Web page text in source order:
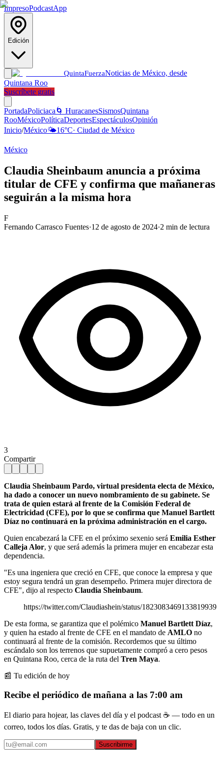
ImpresoPodcastApp
Edición
QuintaFuerzaNoticias de México, desde
Quintana Roo
Suscríbete gratis
PortadaPoliciaca 🌀 HuracanesSismosQuintana
RooMéxicoPolíticaDeportesEspectáculosOpinión
Inicio/México🌤️16°C· Ciudad de México
México
Claudia Sheinbaum anuncia a próxima
titular de CFE y confirma que mañaneras
seguirán a la misma hora
F
Fernando Carrasco Fuentes·12 de agosto de 2024·2 min de lectura
3
Compartir
Claudia Sheinbaum Pardo, virtual presidenta electa de México,
ha dado a conocer un nuevo nombramiento de su gabinete. Se
trata de quien estará al frente de la Comisión Federal de
Electricidad (CFE), por lo que se confirma que Manuel Bartlett
Díaz no continuará en la próxima administración en el cargo.
Quien encabezará la CFE en el próximo sexenio será Emilia Esther
Calleja Alor, y que será además la primera mujer en encabezar esta
dependencia.
"Es una ingeniera que creció en CFE, que conoce la empresa y que
estoy segura tendrá un gran desempeño. Primera mujer directora de
CFE", dijo al respecto Claudia Sheinbaum.
https://twitter.com/Claudiashein/status/1823083469133819939
De esta forma, se garantiza que el polémico Manuel Bartlett Díaz,
y quien ha estado al frente de CFE en el mandato de AMLO no
continuará al frente de la comisión. Recordemos que su último
escándalo son los terrenos que supuetamente compró a cero pesos
en Quintana Roo, cerca de la ruta del Tren Maya.
📰 Tu edición de hoy
Recibe el periódico de mañana a las 7:00 am
El diario para hojear, las claves del día y el podcast ☕ — todo en un
correo, todos los días. Gratis, y te das de baja con un clic.
Suscribirme